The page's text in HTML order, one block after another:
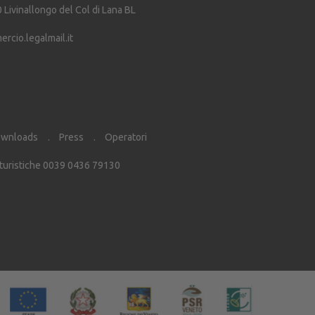
Livinallongo del Col di Lana BL
Press Operatori
0039 0436 79130